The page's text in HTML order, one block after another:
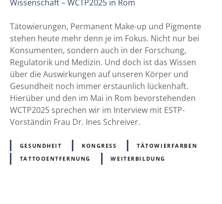
n
e
s
P
l
a
t
t
e
p
o
w
e
r
u
n
g
e
m
Tätowierungen, Permanent Make-up und Pigmente
stehen heute mehr denn je im Fokus. Nicht nur bei
Konsumenten, sondern auch in der Forschung,
Regulatorik und Medizin. Und doch ist das Wissen
über die Auswirkungen auf unseren Körper und
Gesundheit noch immer erstaunlich lückenhaft.
Hierüber und den im Mai in Rom bevorstehenden
WCTP2025 sprechen wir im Interview mit ESTP-
Vorständin Frau Dr. Ines Schreiver.
GESUNDHEIT KONGRESS
TÄTOWIERFARBEN
TATTOOENTFERNUNG
WEITERBILDUNG